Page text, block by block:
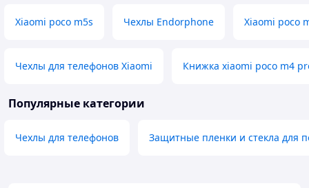
Xiaomi poco m5s Чехлы Endorphone Xiaomi poco
Чехлы для телефонов Xiaomi Книжка xiaomi poco m4
Популярные категории
Чехлы для телефонов Защитные пленки и стекла для